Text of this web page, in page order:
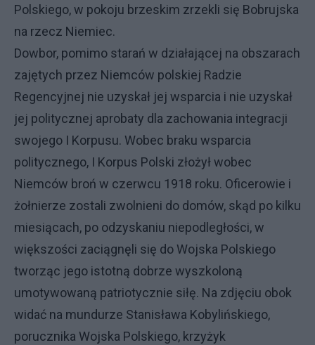
Polskiego, w pokoju brzeskim zrzekli się Bobrujska
na rzecz Niemiec.
Dowbor, pomimo starań w działającej na obszarach
zajętych przez Niemców polskiej Radzie
Regencyjnej nie uzyskał jej wsparcia i nie uzyskał
jej politycznej aprobaty dla zachowania integracji
swojego I Korpusu. Wobec braku wsparcia
politycznego, I Korpus Polski złożył wobec
Niemców broń w czerwcu 1918 roku. Oficerowie i
żołnierze zostali zwolnieni do domów, skąd po kilku
miesiącach, po odzyskaniu niepodległości, w
większości zaciągnęli się do Wojska Polskiego
tworząc jego istotną dobrze wyszkoloną
umotywowaną patriotycznie siłę. Na zdjęciu obok
widać na mundurze Stanisława Kobylińskiego,
porucznika Wojska Polskiego, krzyżyk